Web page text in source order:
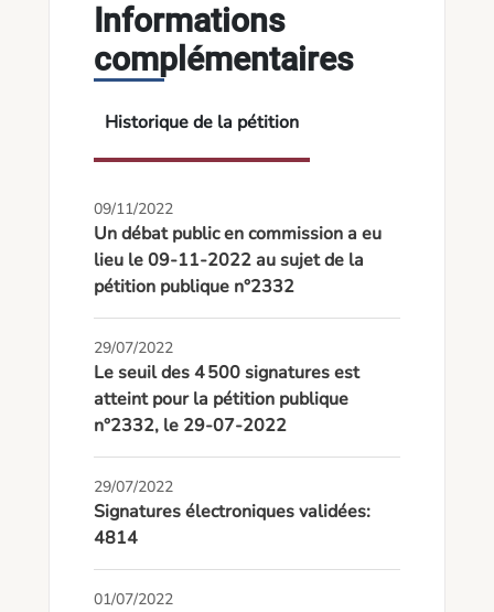
Informations
complémentaires
Historique de la pétition
09/11/2022
Un débat public en commission a eu
lieu le 09-11-2022 au sujet de la
pétition publique n°2332
29/07/2022
Le seuil des 4 500 signatures est
atteint pour la pétition publique
n°2332, le 29-07-2022
29/07/2022
Signatures électroniques validées:
4814
01/07/2022